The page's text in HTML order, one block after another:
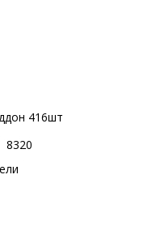
416шт
8320